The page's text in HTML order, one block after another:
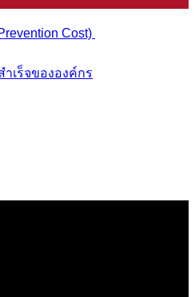
Cost)
เร็จขององค์กร